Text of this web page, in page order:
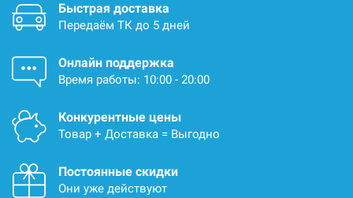
Быстрая доставка
Передаём ТК до 5 дней
Онлайн поддержка
Время работы: 10:00 - 20:00
Конкурентные цены
Товар + Доставка = Выгодно
Постоянные скидки
Они уже действуют